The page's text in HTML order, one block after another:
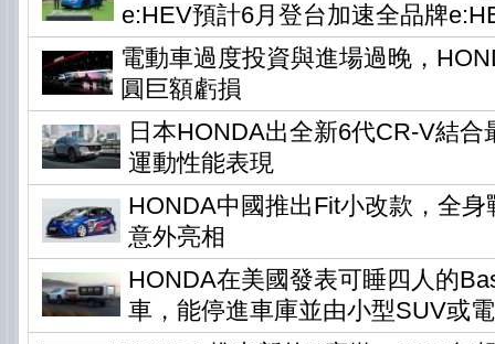
e:HEV預計6月登台加速全品牌
電動車過度投資與進場過晚，
圓巨額虧損
日本HONDA出全新6代CR-V結合
運動性能表現
HONDA中國推出Fit小改款，全
意外亮相
HONDA在美國發表可睡四人的
車，能停進車庫並由小型SUV或